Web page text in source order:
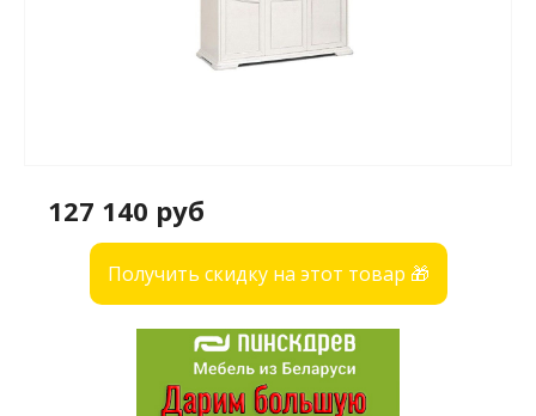
127 140 руб
Получить скидку на этот товар 🎁